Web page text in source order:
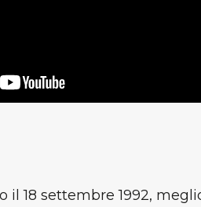
il 18 settembre 1992,